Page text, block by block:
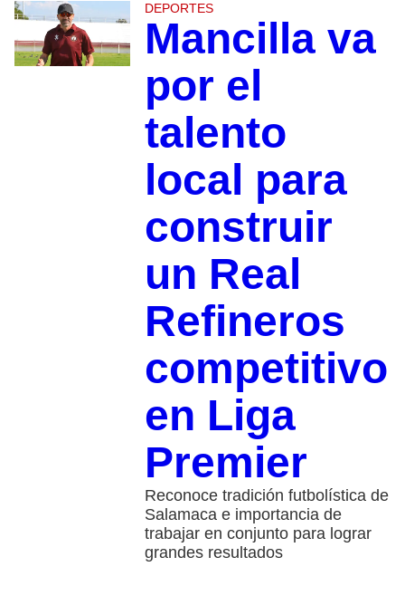
DEPORTES
Mancilla va
por el
talento
local para
construir
un Real
Refineros
competitivo
en Liga
Premier
Reconoce tradición futbolística de
Salamaca e importancia de
trabajar en conjunto para lograr
grandes resultados